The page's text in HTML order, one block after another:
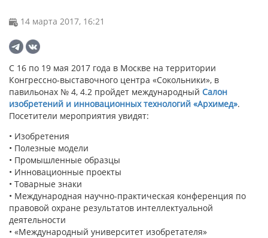
14 марта 2017, 16:21
С 16 по 19 мая 2017 года в Москве на территории
Конгрессно-выставочного центра «Сокольники», в
павильонах № 4, 4.2 пройдет международный Салон
изобретений и инновационных технологий «Архимед».
Посетители мероприятия увидят:
• Изобретения
• Полезные модели
• Промышленные образцы
• Инновационные проекты
• Товарные знаки
• Международная научно-практическая конференция по
правовой охране результатов интеллектуальной
деятельности
• «Международный университет изобретателя»